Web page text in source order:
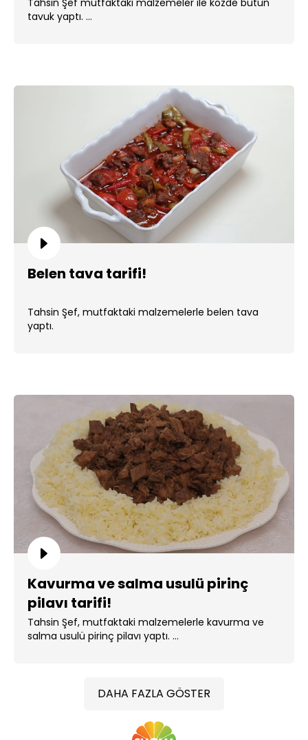
tavuk yaptı. ...
Belen tava tarifi!
Tahsin Şef, mutfaktaki malzemelerle belen tava
yaptı.
Kavurma ve salma usulü pirinç
pilavı tarifi!
Tahsin Şef, mutfaktaki malzemelerle kavurma ve
salma usulü pirinç pilavı yaptı. ...
DAHA FAZLA GÖSTER